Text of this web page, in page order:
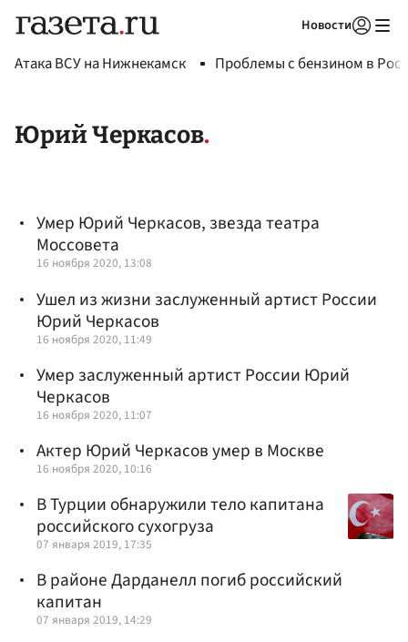
Новости
Атака ВСУ на Нижнекамск Проблемы с бензином в
Юрий Черкасов
Умер Юрий Черкасов, звезда театра
Моссовета
16 ноября 2020, 13:08
Ушел из жизни заслуженный артист России
Юрий Черкасов
16 ноября 2020, 11:49
Умер заслуженный артист России Юрий
Черкасов
16 ноября 2020, 11:07
Актер Юрий Черкасов умер в Москве
16 ноября 2020, 10:16
В Турции обнаружили тело капитана
российского сухогруза
07 января 2019, 17:35
В районе Дарданелл погиб российский
капитан
07 января 2019, 14:29